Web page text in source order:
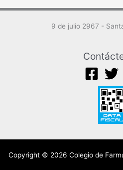
9 de julio 2967 -
Copyright © 2026 Colegio de